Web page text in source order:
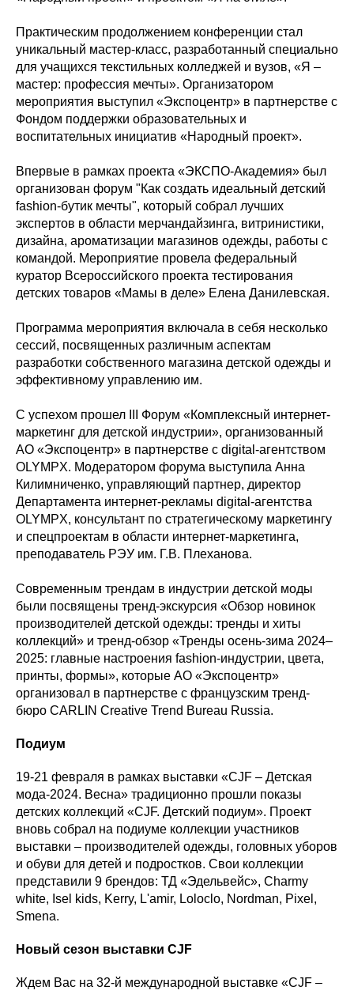
Практическим продолжением конференции стал
уникальный мастер-класс, разработанный специально
для учащихся текстильных колледжей и вузов, «Я –
мастер: профессия мечты». Организатором
мероприятия выступил «Экспоцентр» в партнерстве с
Фондом поддержки образовательных и
воспитательных инициатив «Народный проект».
Впервые в рамках проекта «ЭКСПО-Академия» был
организован форум "Как создать идеальный детский
fashion-бутик мечты", который собрал лучших
экспертов в области мерчандайзинга, витринистики,
дизайна, ароматизации магазинов одежды, работы с
командой. Мероприятие провела федеральный
куратор Всероссийского проекта тестирования
детских товаров «Мамы в деле» Елена Данилевская.
Программа мероприятия включала в себя несколько
сессий, посвященных различным аспектам
разработки собственного магазина детской одежды и
эффективному управлению им.
С успехом прошел III Форум «Комплексный интернет-
маркетинг для детской индустрии», организованный
АО «Экспоцентр» в партнерстве с digital-агентством
OLYMPX. Модератором форума выступила Анна
Килимниченко, управляющий партнер, директор
Департамента интернет-рекламы digital-агентства
OLYMPX, консультант по стратегическому маркетингу
и спецпроектам в области интернет-маркетинга,
преподаватель РЭУ им. Г.В. Плеханова.
Современным трендам в индустрии детской моды
были посвящены тренд-экскурсия «Обзор новинок
производителей детской одежды: тренды и хиты
коллекций» и тренд-обзор «Тренды осень-зима 2024–
2025: главные настроения fashion-индустрии, цвета,
принты, формы», которые АО «Экспоцентр»
организовал в партнерстве с французским тренд-
бюро CARLIN Creative Trend Bureau Russia.
Подиум
19-21 февраля в рамках выставки «CJF – Детская
мода-2024. Весна» традиционно прошли показы
детских коллекций «CJF. Детский подиум». Проект
вновь собрал на подиуме коллекции участников
выставки – производителей одежды, головных уборов
и обуви для детей и подростков. Свои коллекции
представили 9 брендов: ТД «Эдельвейс», Charmy
white, Isel kids, Kerry, L'amir, Loloclo, Nordman, Pixel,
Smena.
Новый сезон выставки CJF
Ждем Вас на 32-й международной выставке «CJF –